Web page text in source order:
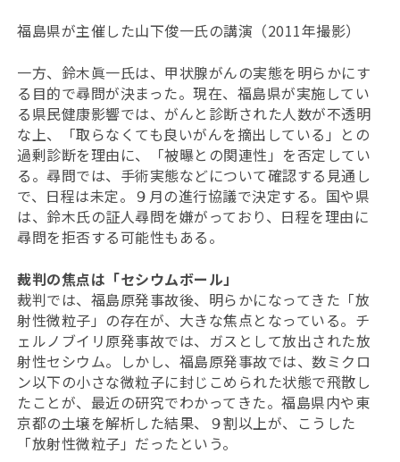
福島県が主催した山下俊一氏の講演（2011年撮影）
一方、鈴木眞一氏は、甲状腺がんの実態を明らかにす
る目的で尋問が決まった。現在、福島県が実施してい
る県民健康影響では、がんと診断された人数が不透明
な上、「取らなくても良いがんを摘出している」との
過剰診断を理由に、「被曝との関連性」を否定してい
る。尋問では、手術実態などについて確認する見通し
で、日程は未定。９月の進行協議で決定する。国や県
は、鈴木氏の証人尋問を嫌がっており、日程を理由に
尋問を拒否する可能性もある。
裁判の焦点は「セシウムボール」
裁判では、福島原発事故後、明らかになってきた「放
射性微粒子」の存在が、大きな焦点となっている。チ
ェルノブイリ原発事故では、ガスとして放出された放
射性セシウム。しかし、福島原発事故では、数ミクロ
ン以下の小さな微粒子に封じこめられた状態で飛散し
たことが、最近の研究でわかってきた。福島県内や東
京都の土壌を解析した結果、９割以上が、こうした
「放射性微粒子」だったという。